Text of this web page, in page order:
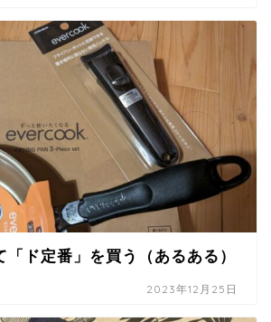
「ド定番」を買う（あるある）
2023年12月25日